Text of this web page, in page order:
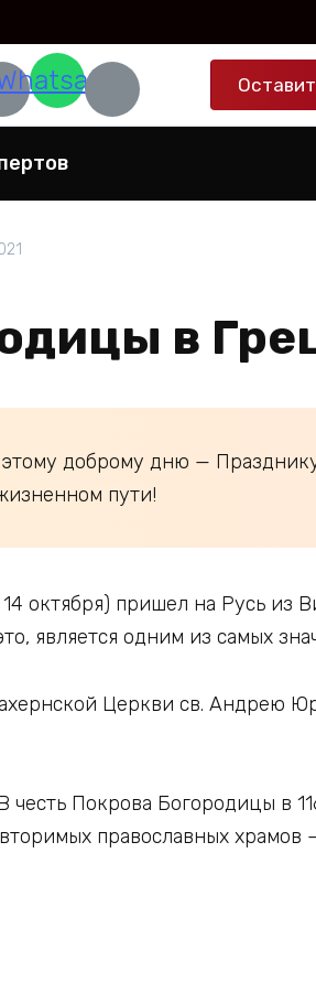
в
доброму дню —
пути!
октября) пришел на Русь из
является одним из самых
Церкви св. Андрею
Покрова Богородицы в
православных храмов